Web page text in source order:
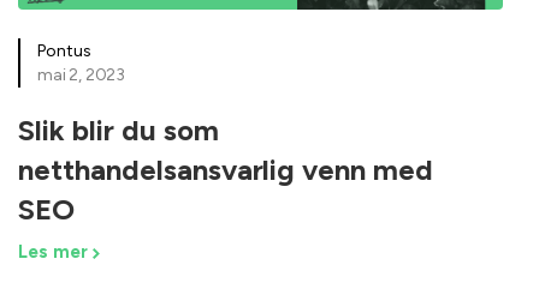
Pontus
mai 2, 2023
Slik blir du som
netthandelsansvarlig venn med
SEO
Les mer